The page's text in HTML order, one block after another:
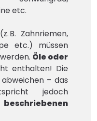
etc.
(z. B. Zahnriemen,
etc.) müssen
Öle oder
enthalten! Die
– das
jedoch